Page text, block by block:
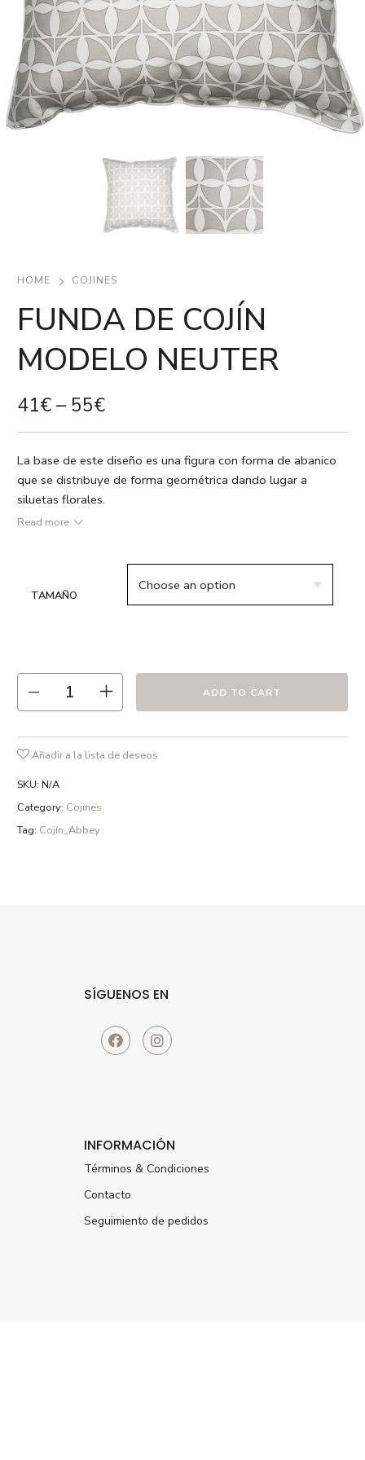
HOME COJINES
FUNDA DE COJÍN
MODELO NEUTER
41€– 55€
La base de este diseño es una figura con forma de abanico
que se distribuye de forma geométrica dando lugar a
siluetas florales.
● Gris perla / Gris grafito / Blanco
● 55% lino 45% algodón
● Vivo en color blanco
● Hecho en España
● Recomendamos lavado en frío ó a 30º max. , el uso de
Read more
TAMAÑO
ADD TO CART
Añadir a la lista de deseos
SKU:N/A
Category: Cojines
Tag: Cojín_Abbey
SÍGUENOS EN
INFORMACIÓN
Términos & Condiciones
Contacto
Seguimiento de pedidos